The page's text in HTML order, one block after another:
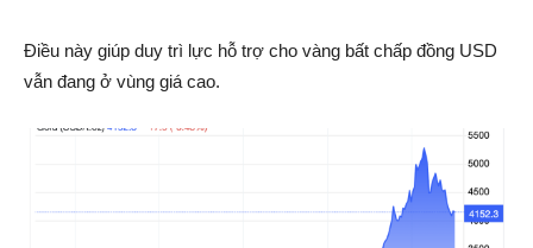
Điều này giúp duy trì lực hỗ trợ cho vàng bất chấp đồng USD
vẫn đang ở vùng giá cao.